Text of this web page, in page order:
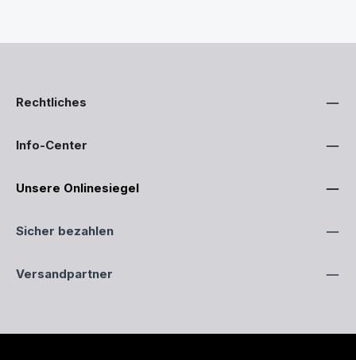
Rechtliches
Info-Center
Unsere Onlinesiegel
Sicher bezahlen
Versandpartner